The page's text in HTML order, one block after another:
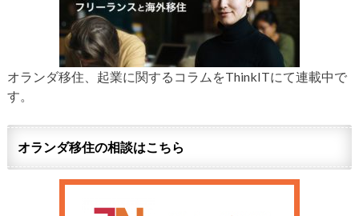
オランダ移住、起業に関するコラムをThinkITにて連載中で
す。
オランダ移住の相談はこちら